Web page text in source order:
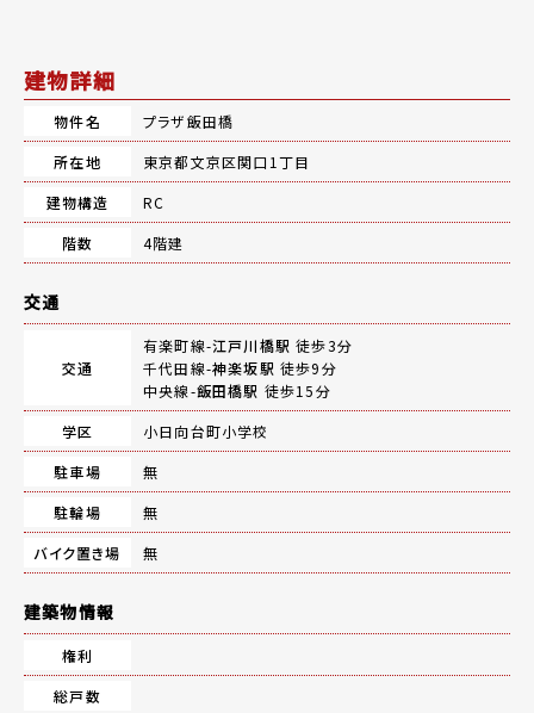
建物詳細
物件名
プラザ飯田橋
所在地
東京都文京区関口1丁目
建物構造
RC
階数
4階建
交通
交通
有楽町線-江戸川橋駅 徒歩3分
千代田線-神楽坂駅 徒歩9分
中央線-飯田橋駅 徒歩15分
学区
小日向台町小学校
駐車場
無
駐輪場
無
バイク置き場
無
建築物情報
権利
総戸数